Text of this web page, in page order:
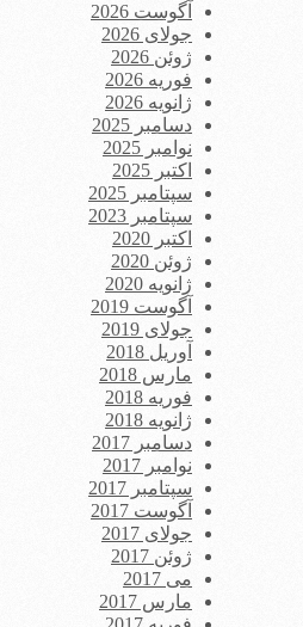
آگوست 2026
جولای 2026
ژوئن 2026
فوریه 2026
ژانویه 2026
دسامبر 2025
نوامبر 2025
اکتبر 2025
سپتامبر 2025
سپتامبر 2023
اکتبر 2020
ژوئن 2020
ژانویه 2020
آگوست 2019
جولای 2019
آوریل 2018
مارس 2018
فوریه 2018
ژانویه 2018
دسامبر 2017
نوامبر 2017
سپتامبر 2017
آگوست 2017
جولای 2017
ژوئن 2017
می 2017
مارس 2017